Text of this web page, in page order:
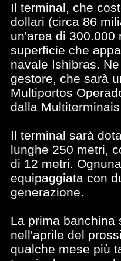
Il terminal, che
dollari (circa 86
un'area di 300.000
superficie che
navale Ishibras.
gestore, che sarà
Multiportos
dalla
Il terminal sarà
lunghe 250 metri,
di 12 metri.
equipaggiata con
generazione.
La prima banchina
nell'aprile del
qualche mese più